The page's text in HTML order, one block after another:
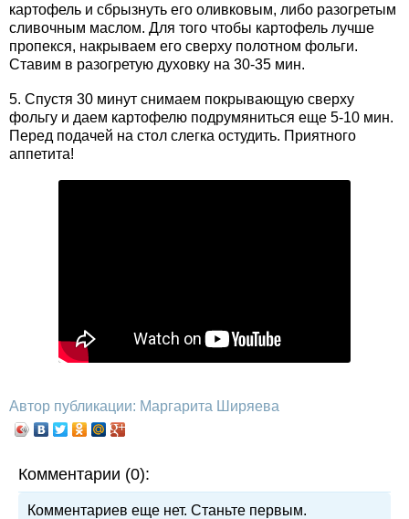
картофель и сбрызнуть его оливковым, либо разогретым
сливочным маслом. Для того чтобы картофель лучше
пропекся, накрываем его сверху полотном фольги.
Ставим в разогретую духовку на 30-35 мин.
5. Спустя 30 минут снимаем покрывающую сверху
фольгу и даем картофелю подрумяниться еще 5-10 мин.
Перед подачей на стол слегка остудить. Приятного
аппетита!
Автор публикации: Маргарита Ширяева
Комментарии (0):
Комментариев еще нет. Станьте первым.